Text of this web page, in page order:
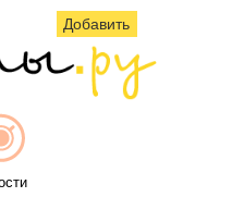
Добавить